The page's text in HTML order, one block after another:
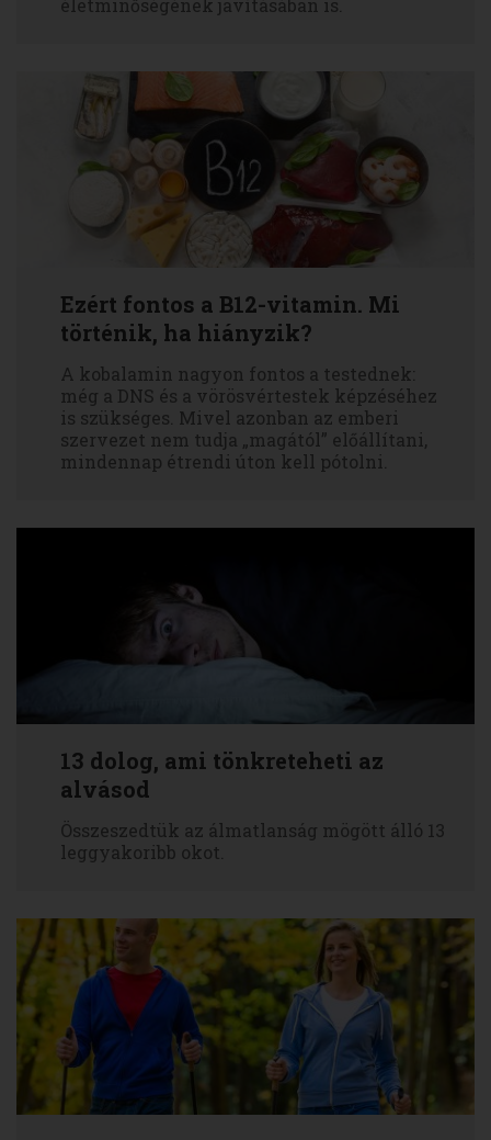
életminőségének javításában is.
Ezért fontos a B12-vitamin. Mi
történik, ha hiányzik?
A kobalamin nagyon fontos a testednek:
még a DNS és a vörösvértestek képzéséhez
is szükséges. Mivel azonban az emberi
szervezet nem tudja „magától” előállítani,
mindennap étrendi úton kell pótolni.
13 dolog, ami tönkreteheti az
alvásod
Összeszedtük az álmatlanság mögött álló 13
leggyakoribb okot.